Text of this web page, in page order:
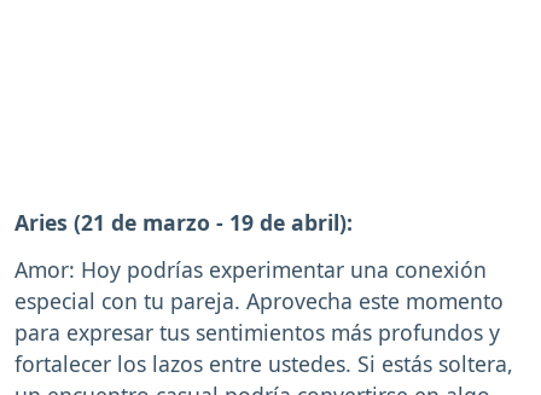
Aries (21 de marzo - 19 de abril):
Amor: Hoy podrías experimentar una conexión
especial con tu pareja. Aprovecha este momento
para expresar tus sentimientos más profundos y
fortalecer los lazos entre ustedes. Si estás soltera,